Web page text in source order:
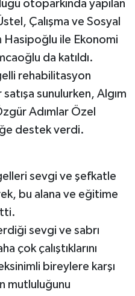
otoparkında yapılan
Çalışma ve Sosyal
Hasipoğlu ile Ekonomi
da katıldı.
rehabilitasyon
sunulurken, Algım
Adımlar Özel
destek verdi.
sevgi ve şefkatle
bu alana ve eğitime
sevgi ve sabrı
çok çalıştıklarını
bireylere karşı
mutluluğunu